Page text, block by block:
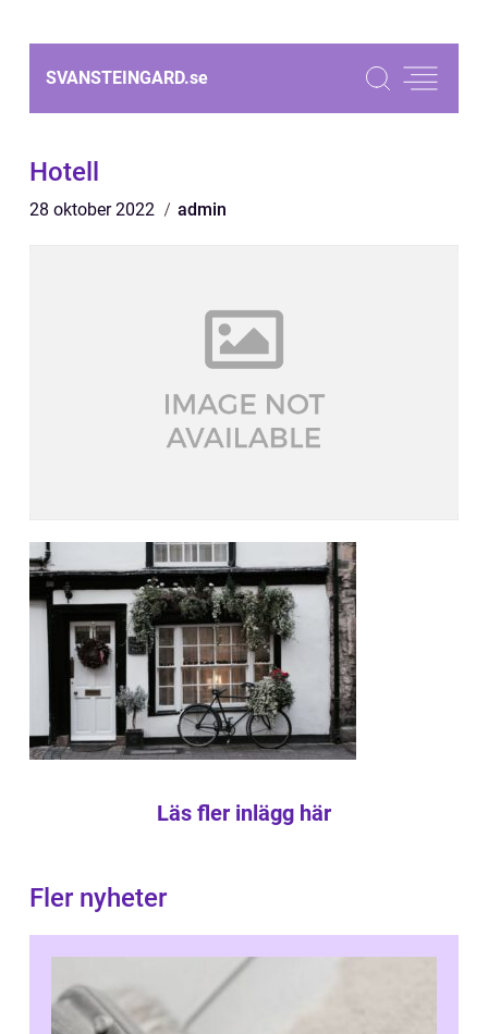
SVANSTEINGARD.se
Hotell
28 oktober 2022 admin
Läs fler inlägg här
Fler nyheter